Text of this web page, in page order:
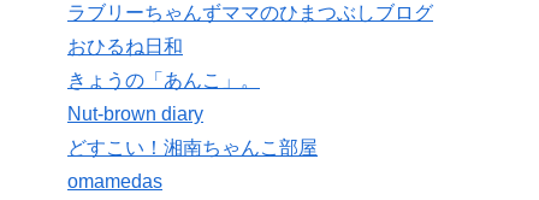
ラブリーちゃんずママのひまつぶしブログ
おひるね日和
きょうの「あんこ」。
Nut-brown diary
どすこい！湘南ちゃんこ部屋
omamedas